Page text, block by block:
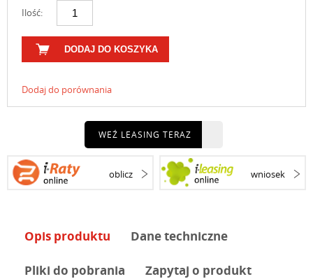
Ilość:
DODAJ DO KOSZYKA
Dodaj do porównania
WEŹ LEASING TERAZ
oblicz wniosek
Opis produktu Dane techniczne
Pliki do pobrania Zapytaj o produkt